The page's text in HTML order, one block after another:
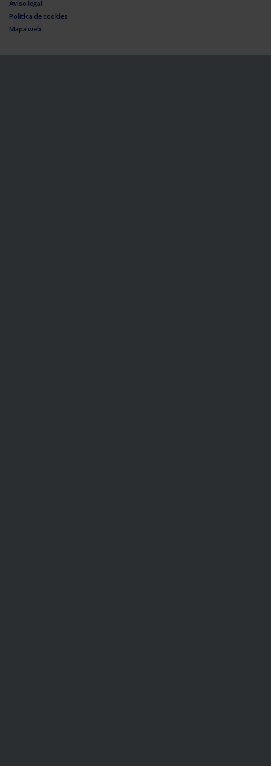
Aviso legal
Política de cookies
Mapa web